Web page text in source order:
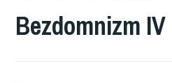
Bezdomnizm IV